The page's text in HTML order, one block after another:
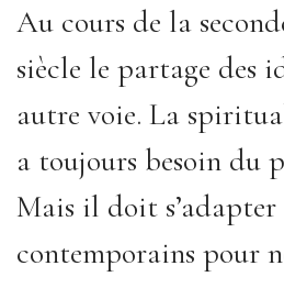
Au cours de la
siècle le partage des
autre voie. La
a toujours besoin du
Mais il doit s’adapter
contemporains pour